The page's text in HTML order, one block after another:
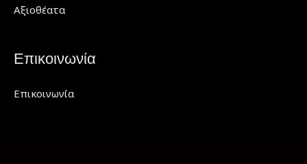
Αξιοθέατα
Επικοινωνία
Επικοινωνία